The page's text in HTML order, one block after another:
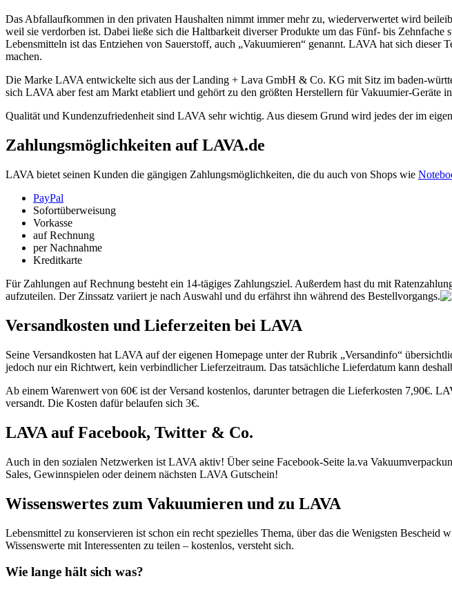
Das Abfallaufkommen in den privaten Haushalten nimmt immer mehr zu, wiederverwertet wird
weil sie verdorben ist. Dabei ließe sich die Haltbarkeit diverser Produkte um das Fünf- bis
Lebensmitteln ist das Entziehen von Sauerstoff, auch „Vakuumieren“ genannt. LAVA hat sich
machen.
Die Marke LAVA entwickelte sich aus der Landing + Lava GmbH & Co. KG mit Sitz im baden-
sich LAVA aber fest am Markt etabliert und gehört zu den größten Herstellern für Vakuumier-
Qualität und Kundenzufriedenheit sind LAVA sehr wichtig. Aus diesem Grund wird jedes der im
Zahlungsmöglichkeiten auf LAVA.de
LAVA bietet seinen Kunden die gängigen Zahlungsmöglichkeiten, die du auch von Shops wie
PayPal
Sofortüberweisung
Vorkasse
auf Rechnung
per Nachnahme
Kreditkarte
Für Zahlungen auf Rechnung besteht ein 14-tägiges Zahlungsziel. Außerdem hast du mit
aufzuteilen. Der Zinssatz variiert je nach Auswahl und du erfährst ihn während des Bestellvorgangs.
Versandkosten und Lieferzeiten bei LAVA
Seine Versandkosten hat LAVA auf der eigenen Homepage unter der Rubrik „Versandinfo“
jedoch nur ein Richtwert, kein verbindlicher Lieferzeitraum. Das tatsächliche Lieferdatum kann
Ab einem Warenwert von 60€ ist der Versand kostenlos, darunter betragen die Lieferkosten 7,90€.
versandt. Die Kosten dafür belaufen sich 3€.
LAVA auf Facebook, Twitter & Co.
Auch in den sozialen Netzwerken ist LAVA aktiv! Über seine Facebook-Seite la.va
Sales, Gewinnspielen oder deinem nächsten LAVA Gutschein!
Wissenswertes zum Vakuumieren und zu LAVA
Lebensmittel zu konservieren ist schon ein recht spezielles Thema, über das die Wenigsten
Wissenswerte mit Interessenten zu teilen – kostenlos, versteht sich.
Wie lange hält sich was?